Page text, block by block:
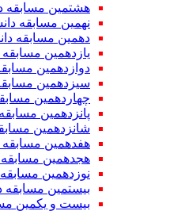
هشتمین مسابقه
نهمین مسابقه
دهمین مسابقه
یازدهمین مسابقه
دوازدهمین
سیزدهمین
چهاردهمین
پانزدهمین
شانزدهمین
هفدهمین مسابقه
هجدهمین مسابقه
نوزدهمین
بیستمین مسابقه
بیست و یکمین